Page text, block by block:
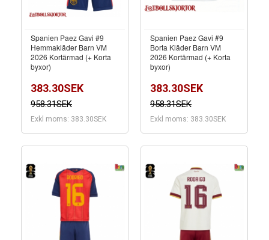
Spanien Paez Gavi #9
Hemmakläder Barn VM
2026 Kortärmad (+ Korta
byxor)
383.30SEK
958.31SEK
Exkl moms: 383.30SEK
Spanien Paez Gavi #9
Borta Kläder Barn VM
2026 Kortärmad (+ Korta
byxor)
383.30SEK
958.31SEK
Exkl moms: 383.30SEK